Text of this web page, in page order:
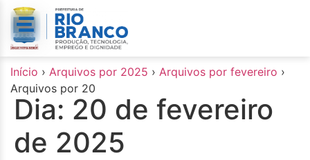
conteúdo
Início › Arquivos por 2025 › Arquivos por fevereiro ›
Arquivos por 20
Dia: 20 de fevereiro
de 2025